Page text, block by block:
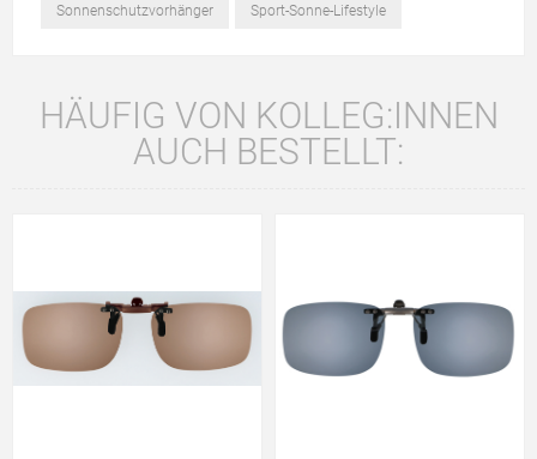
Sonnenschutzvorhänger Sport-Sonne-Lifestyle
HÄUFIG VON KOLLEG:INNEN
AUCH BESTELLT: